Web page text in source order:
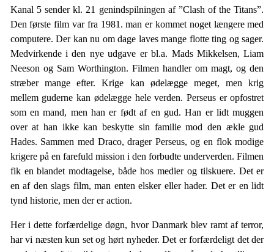
Kanal 5 sender kl. 21 genindspilningen af ”Clash of the Titans”.
Den første film var fra 1981. man er kommet noget længere med
computere. Der kan nu om dage laves mange flotte ting og sager.
Medvirkende i den nye udgave er bl.a. Mads Mikkelsen, Liam
Neeson og Sam Worthington. Filmen handler om magt, og den
stræber mange efter. Krige kan ødelægge meget, men krig
mellem guderne kan ødelægge hele verden. Perseus er opfostret
som en mand, men han er født af en gud. Han er lidt muggen
over at han ikke kan beskytte sin familie mod den ækle gud
Hades. Sammen med Draco, drager Perseus, og en flok modige
krigere på en farefuld mission i den forbudte underverden. Filmen
fik en blandet modtagelse, både hos medier og tilskuere. Det er
en af den slags film, man enten elsker eller hader. Det er en lidt
tynd historie, men der er action.
Her i dette forfærdelige døgn, hvor Danmark blev ramt af terror,
har vi næsten kun set og hørt nyheder. Det er forfærdeligt det der